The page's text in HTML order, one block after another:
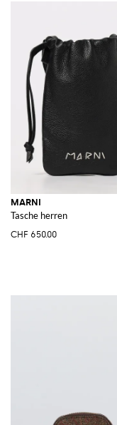
MARNI
Tasche herren
CHF 650.00